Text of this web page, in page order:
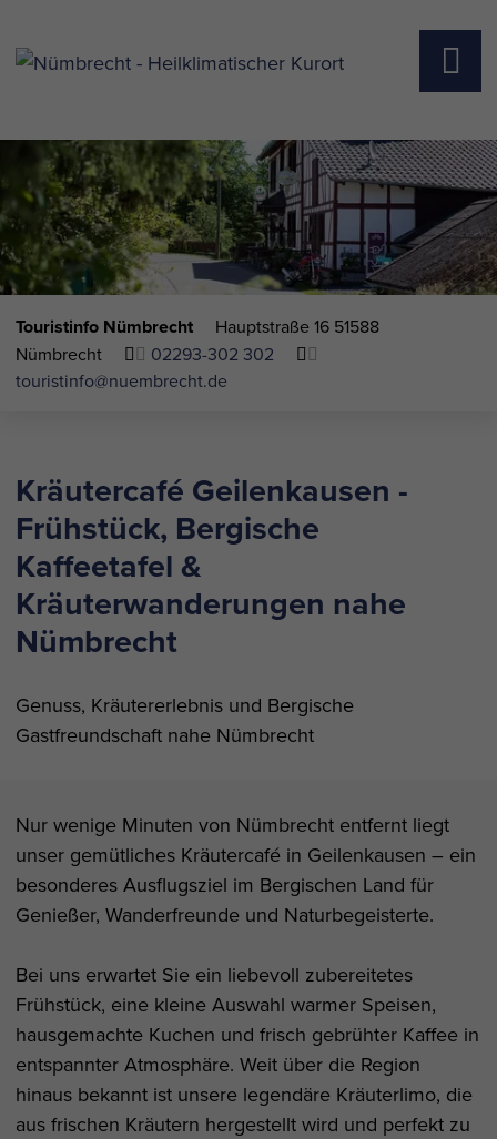
Touristinfo Nümbrecht Hauptstraße 16 51588
Nümbrecht
02293-302 302
touristinfo@nuembrecht.de
Kräutercafé Geilenkausen -
Frühstück, Bergische
Kaffeetafel &
Kräuterwanderungen nahe
Nümbrecht
Genuss, Kräutererlebnis und Bergische
Gastfreundschaft nahe Nümbrecht
Nur wenige Minuten von Nümbrecht entfernt liegt
unser gemütliches Kräutercafé in Geilenkausen – ein
besonderes Ausflugsziel im Bergischen Land für
Genießer, Wanderfreunde und Naturbegeisterte.
Bei uns erwartet Sie ein liebevoll zubereitetes
Frühstück, eine kleine Auswahl warmer Speisen,
hausgemachte Kuchen und frisch gebrühter Kaffee in
entspannter Atmosphäre. Weit über die Region
hinaus bekannt ist unsere legendäre Kräuterlimo, die
aus frischen Kräutern hergestellt wird und perfekt zu